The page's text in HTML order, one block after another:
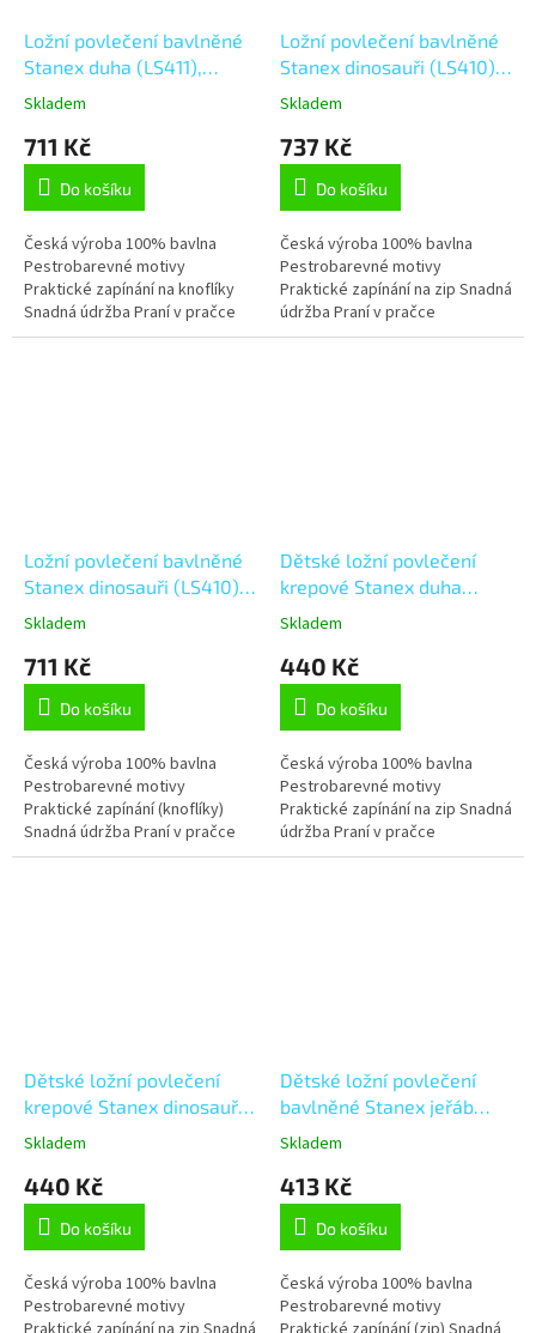
Ložní povlečení bavlněné
Stanex duha (LS411),
modrá;bílá;růžová;oranžová;černá
Knoflíkové
Skladem
711 Kč
Do košíku
Česká výroba 100% bavlna
Pestrobarevné motivy
Praktické zapínání na knoflíky
Snadná údržba Praní v pračce
Stálobarevnost Tvarová stálost
Ložní povlečení bavlněné
Stanex dinosauři (LS410),
Skladem
737 Kč
Do košíku
Česká výroba 100% bavlna
Pestrobarevné motivy
Praktické zapínání na zip Snadná
údržba Praní v pračce
Stálobarevnost Tvarová stálost
Ložní povlečení bavlněné
Stanex dinosauři (LS410),
šedá;modrá;bílá;zelená;oranžová
Knoflíkové
Skladem
711 Kč
Do košíku
Česká výroba 100% bavlna
Pestrobarevné motivy
Praktické zapínání (knoflíky)
Snadná údržba Praní v pračce
Stálobarevnost Tvarová stálost
Dětské ložní povlečení
krepové Stanex duha
(LS411),
135 x 90 + 40 x 60, Zip
Skladem
440 Kč
Do košíku
Česká výroba 100% bavlna
Pestrobarevné motivy
Praktické zapínání na zip Snadná
údržba Praní v pračce
Stálobarevnost Tvarová stálost
Dětské ložní povlečení
krepové Stanex dinosauři
(LS410),
135 x 90 + 40 x 60, Zip
Skladem
440 Kč
Do košíku
Česká výroba 100% bavlna
Pestrobarevné motivy
Dětské ložní povlečení
bavlněné Stanex jeřáb
(LS395), bílá;žlutá 135 x
Skladem
413 Kč
Do košíku
Česká výroba 100% bavlna
Pestrobarevné motivy